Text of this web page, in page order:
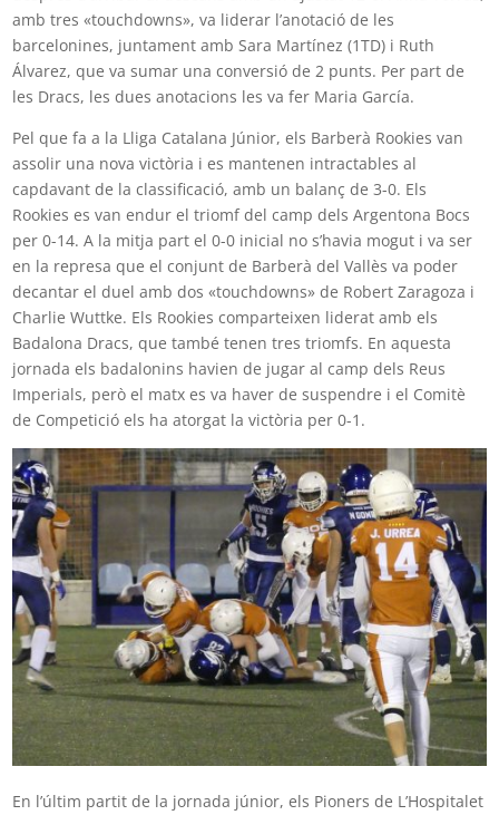
amb tres «touchdowns», va liderar l’anotació de les
barcelonines, juntament amb Sara Martínez (1TD) i Ruth
Álvarez, que va sumar una conversió de 2 punts. Per part de
les Dracs, les dues anotacions les va fer Maria García.
Pel que fa a la Lliga Catalana Júnior, els Barberà Rookies van
assolir una nova victòria i es mantenen intractables al
capdavant de la classificació, amb un balanç de 3-0. Els
Rookies es van endur el triomf del camp dels Argentona Bocs
per 0-14. A la mitja part el 0-0 inicial no s’havia mogut i va ser
en la represa que el conjunt de Barberà del Vallès va poder
decantar el duel amb dos «touchdowns» de Robert Zaragoza i
Charlie Wuttke. Els Rookies comparteixen liderat amb els
Badalona Dracs, que també tenen tres triomfs. En aquesta
jornada els badalonins havien de jugar al camp dels Reus
Imperials, però el matx es va haver de suspendre i el Comitè
de Competició els ha atorgat la victòria per 0-1.
En l’últim partit de la jornada júnior, els Pioners de L’Hospitalet